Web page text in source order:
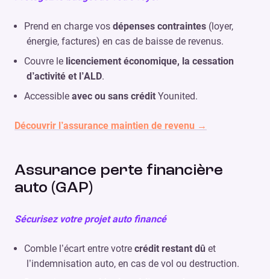
Prend en charge vos dépenses contraintes (loyer,
énergie, factures) en cas de baisse de revenus.
Couvre le licenciement économique, la cessation
d’activité et l’ALD.
Accessible avec ou sans crédit Younited.
Découvrir l’assurance maintien de revenu →
Assurance perte financière
auto (GAP)
Sécurisez votre projet auto financé
Comble l’écart entre votre crédit restant dû et
l’indemnisation auto, en cas de vol ou destruction.